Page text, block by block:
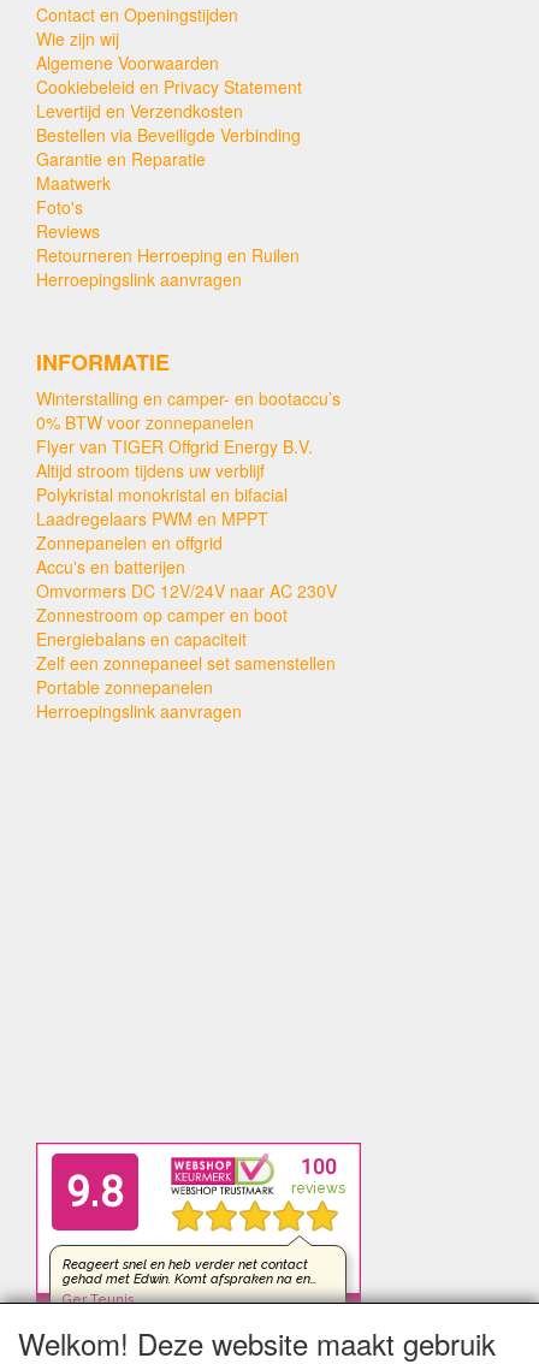
Contact en Openingstijden
Wie zijn wij
Algemene Voorwaarden
Cookiebeleid en Privacy Statement
Levertijd en Verzendkosten
Bestellen via Beveiligde Verbinding
Garantie en Reparatie
Maatwerk
Foto's
Reviews
Retourneren Herroeping en Ruilen
Herroepingslink aanvragen
INFORMATIE
Winterstalling en camper- en bootaccu’s
0% BTW voor zonnepanelen
Flyer van TIGER Offgrid Energy B.V.
Altijd stroom tijdens uw verblijf
Polykristal monokristal en bifacial
Laadregelaars PWM en MPPT
Zonnepanelen en offgrid
Accu's en batterijen
Omvormers DC 12V/24V naar AC 230V
Zonnestroom op camper en boot
Energiebalans en capaciteit
Zelf een zonnepaneel set samenstellen
Portable zonnepanelen
Herroepingslink aanvragen
Welkom! Deze website maakt gebruik